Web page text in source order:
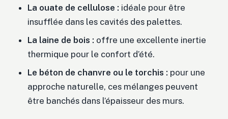
La ouate de cellulose : idéale pour être
insufflée dans les cavités des palettes.
La laine de bois : offre une excellente inertie
thermique pour le confort d’été.
Le béton de chanvre ou le torchis : pour une
approche naturelle, ces mélanges peuvent
être banchés dans l’épaisseur des murs.